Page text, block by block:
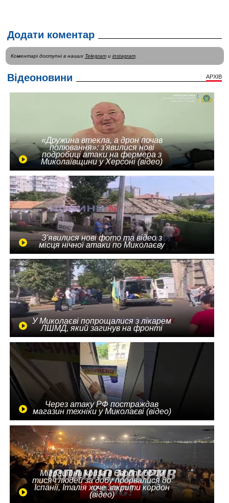
Додати коментар
Коментарі доступні в наших Telegramи instagram.
Відеоновини АРХІВ
«Дружина втекла, а дрон почав
полювання»: з'явилися нові
подробиці атаки на фермера з
Миколаївщини у Херсоні (відео)
З'явилися нові фото та відео з
місця нічної атаки по Миколаєву
У Миколаєві попрощалися з лікарем
ЛШМД, який загинув на фронті
Через атаку РФ постраждав
магазин техніки у Миколаєві (відео)
Міграційна криза в Європі: до 10
тисяч людей за добу прорвалися до
Іспанії, Італія хоче закрити кордон
(відео)